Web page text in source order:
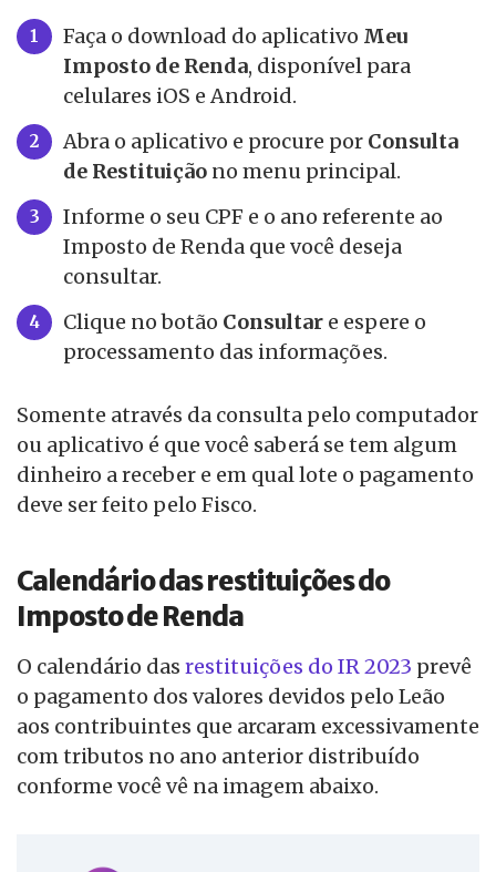
Faça o download do aplicativo Meu
Imposto de Renda, disponível para
celulares iOS e Android.
Abra o aplicativo e procure por Consulta
de Restituição no menu principal.
Informe o seu CPF e o ano referente ao
Imposto de Renda que você deseja
consultar.
Clique no botão Consultar e espere o
processamento das informações.
Somente através da consulta pelo computador
ou aplicativo é que você saberá se tem algum
dinheiro a receber e em qual lote o pagamento
deve ser feito pelo Fisco.
Calendário das restituições do
Imposto de Renda
O calendário das restituições do IR 2023 prevê
o pagamento dos valores devidos pelo Leão
aos contribuintes que arcaram excessivamente
com tributos no ano anterior distribuído
conforme você vê na imagem abaixo.